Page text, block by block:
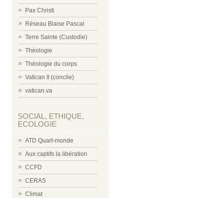
Pax Christi
Réseau Blaise Pascal
Terre Sainte (Custodie)
Théologie
Théologie du corps
Vatican II (concile)
vatican.va
SOCIAL, ETHIQUE,
ECOLOGIE
ATD Quart-monde
Aux captifs la libération
CCFD
CERAS
Climat